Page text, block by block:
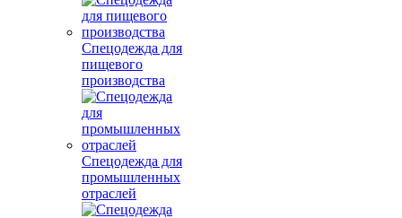
Спецодежда для
пищевого
производства
Спецодежда для
промышленных
отраслей